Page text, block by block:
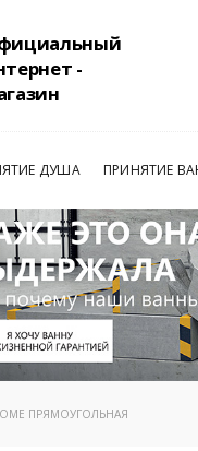
-
ДУША ПРИНЯТИЕ
ПРЯМОУГОЛЬНАЯ